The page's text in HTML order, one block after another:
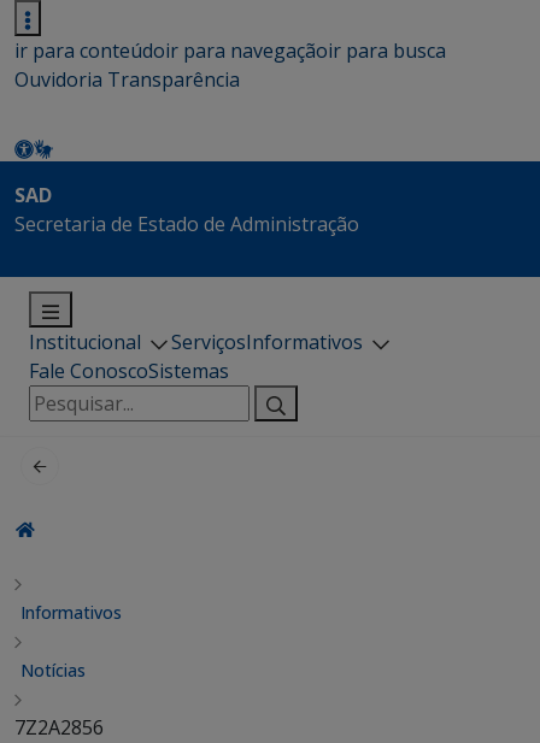
ir para conteúdoir para navegaçãoir para busca
Ouvidoria Transparência
SAD
Secretaria de Estado de Administração
Institucional ServiçosInformativos
Fale ConoscoSistemas
Pesquisar
por:
Informativos
Notícias
7Z2A2856